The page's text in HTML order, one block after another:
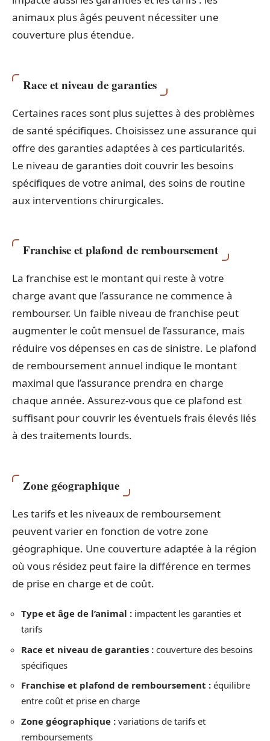
animaux plus âgés peuvent nécessiter une
couverture plus étendue.
Race et niveau de garanties
Certaines races sont plus sujettes à des problèmes
de santé spécifiques. Choisissez une assurance qui
offre des garanties adaptées à ces particularités.
Le niveau de garanties doit couvrir les besoins
spécifiques de votre animal, des soins de routine
aux interventions chirurgicales.
Franchise et plafond de remboursement
La franchise est le montant qui reste à votre
charge avant que l’assurance ne commence à
rembourser. Un faible niveau de franchise peut
augmenter le coût mensuel de l’assurance, mais
réduire vos dépenses en cas de sinistre. Le plafond
de remboursement annuel indique le montant
maximal que l’assurance prendra en charge
chaque année. Assurez-vous que ce plafond est
suffisant pour couvrir les éventuels frais élevés liés
à des traitements lourds.
Zone géographique
Les tarifs et les niveaux de remboursement
peuvent varier en fonction de votre zone
géographique. Une couverture adaptée à la région
où vous résidez peut faire la différence en termes
de prise en charge et de coût.
Type et âge de l’animal : impactent les garanties et
tarifs
Race et niveau de garanties : couverture des besoins
spécifiques
Franchise et plafond de remboursement : équilibre
entre coût et prise en charge
Zone géographique : variations de tarifs et
remboursements